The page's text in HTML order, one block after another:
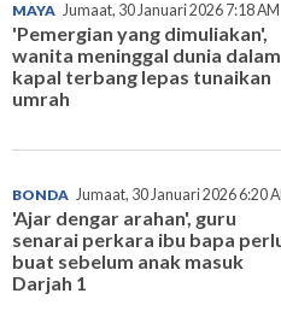
MAYA Jumaat, 30 Januari 2026 7:18 AM
'Pemergian yang dimuliakan',
wanita meninggal dunia dalam
kapal terbang lepas tunaikan
umrah
BONDA Jumaat, 30 Januari 2026 6:20
'Ajar dengar arahan', guru
senarai perkara ibu bapa
buat sebelum anak masuk
Darjah 1